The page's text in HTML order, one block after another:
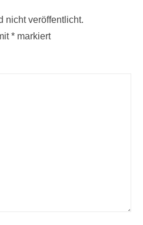
nicht veröffentlicht.
* markiert